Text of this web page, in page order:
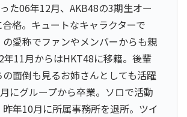
た06年12月、AKB48の3期生オー
格。キュートなキャラクターで
の愛称でファンやメンバーからも親
年11月からはHKT48に移籍。後輩
面倒も見るお姉さんとしても活躍
にグループから卒業。ソロで活動
昨年10月に所属事務所を退所。ツイ